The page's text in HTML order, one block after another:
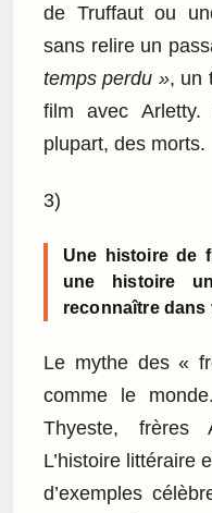
de Truffaut ou
sans relire un
temps perdu », un
film avec
plupart, des morts.
3)
Une histoire de
une histoire
reconnaître dans
Le mythe des «
comme le
Thyeste, frères
L’histoire littéraire
d’exemples